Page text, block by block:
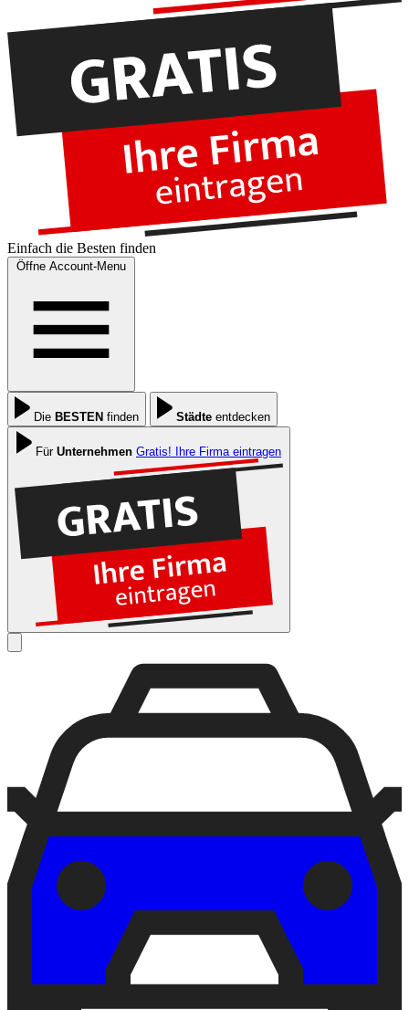
Einfach die Besten finden
Öffne Account-Menu
Die BESTEN finden Städte entdecken
Für Unternehmen Gratis! Ihre Firma eintragen